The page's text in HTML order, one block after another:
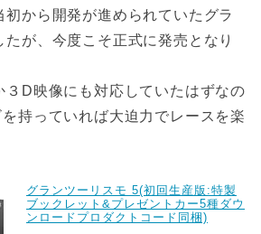
初から開発が進められていたグラ
たが、今度こそ正式に発売となり
３D映像にも対応していたはずなの
持っていれば大迫力でレースを楽
グランツーリスモ 5(初回生産版:特製
ブックレット&プレゼントカー5種ダウ
ンロードプロダクトコード同梱)